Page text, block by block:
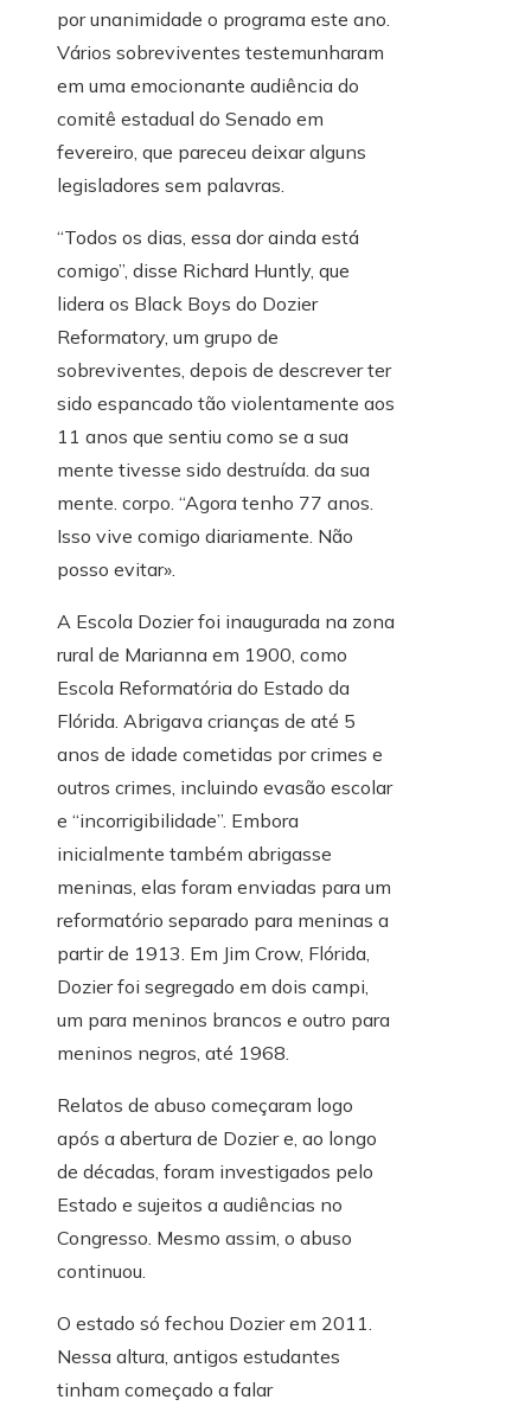
por unanimidade o programa este ano.
Vários sobreviventes testemunharam
em uma emocionante audiência do
comitê estadual do Senado em
fevereiro, que pareceu deixar alguns
legisladores sem palavras.
“Todos os dias, essa dor ainda está
comigo”, disse Richard Huntly, que
lidera os Black Boys do Dozier
Reformatory, um grupo de
sobreviventes, depois de descrever ter
sido espancado tão violentamente aos
11 anos que sentiu como se a sua
mente tivesse sido destruída. da sua
mente. corpo. “Agora tenho 77 anos.
Isso vive comigo diariamente. Não
posso evitar».
A Escola Dozier foi inaugurada na zona
rural de Marianna em 1900, como
Escola Reformatória do Estado da
Flórida. Abrigava crianças de até 5
anos de idade cometidas por crimes e
outros crimes, incluindo evasão escolar
e “incorrigibilidade”. Embora
inicialmente também abrigasse
meninas, elas foram enviadas para um
reformatório separado para meninas a
partir de 1913. Em Jim Crow, Flórida,
Dozier foi segregado em dois campi,
um para meninos brancos e outro para
meninos negros, até 1968.
Relatos de abuso começaram logo
após a abertura de Dozier e, ao longo
de décadas, foram investigados pelo
Estado e sujeitos a audiências no
Congresso. Mesmo assim, o abuso
continuou.
O estado só fechou Dozier em 2011.
Nessa altura, antigos estudantes
tinham começado a falar